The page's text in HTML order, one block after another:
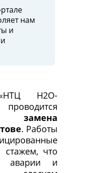
нам
и
Н2О-
замена
. Работы
стажем, что
аварии и